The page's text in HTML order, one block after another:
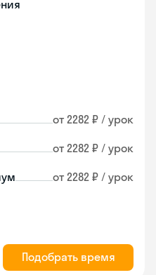
от 2282 ₽ / урок
от 2282 ₽ / урок
от 2282 ₽ / урок
Подобрать время